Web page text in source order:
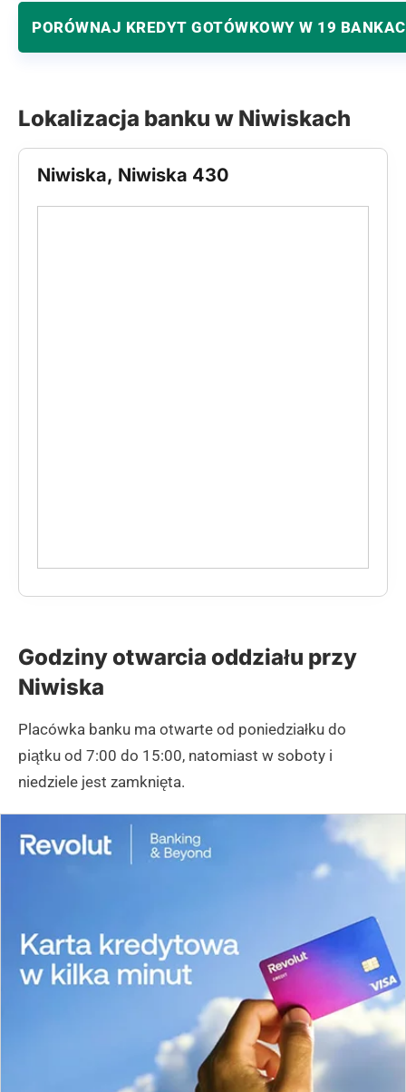
PORÓWNAJ KREDYT GOTÓWKOWY W 19
Lokalizacja banku w Niwiskach
Niwiska, Niwiska 430
Godziny otwarcia oddziału przy
Niwiska
Placówka banku ma otwarte od poniedziałku do
piątku od 7:00 do 15:00, natomiast w soboty i
niedziele jest zamknięta.